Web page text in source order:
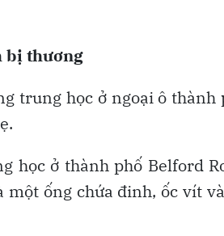
bị thương
trung học ở ngoại ô thành
học ở thành phố Belford
một ống chứa đinh, ốc vít